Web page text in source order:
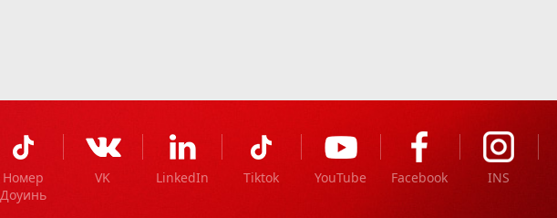
Номер
Доуинь
VK LinkedIn Tiktok YouTube Facebook INS